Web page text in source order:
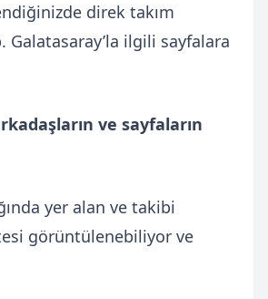
direk takım
Galatasaray’la ilgili sayfalara
ve sayfaların
yer alan ve takibi
görüntülenebiliyor ve